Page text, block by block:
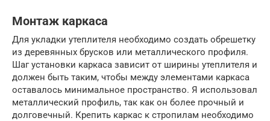
Монтаж каркаса
Для укладки утеплителя необходимо создать обрешетку
из деревянных брусков или металлического профиля.
Шаг установки каркаса зависит от ширины утеплителя и
должен быть таким, чтобы между элементами каркаса
оставалось минимальное пространство. Я использовал
металлический профиль, так как он более прочный и
долговечный. Крепить каркас к стропилам необходимо